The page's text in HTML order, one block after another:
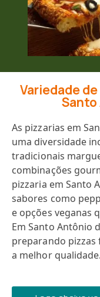
Variedade
Santo
As pizzarias em
uma diversidade
tradicionais
combinações
pizzaria em Santo
sabores como
e opções veganas
Em Santo Antônio
preparando
a melhor qualidade.